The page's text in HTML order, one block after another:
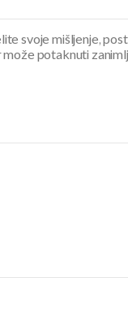
svoje mišljenje,
potaknuti